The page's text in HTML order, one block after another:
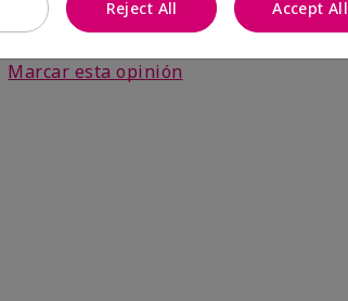
Marcar esta opinión
Reject All Accept All